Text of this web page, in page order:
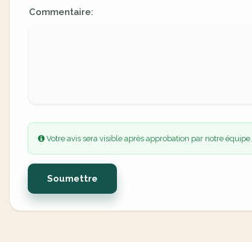
Commentaire:
Votre avis sera visible après approbation par notre équipe.
Soumettre